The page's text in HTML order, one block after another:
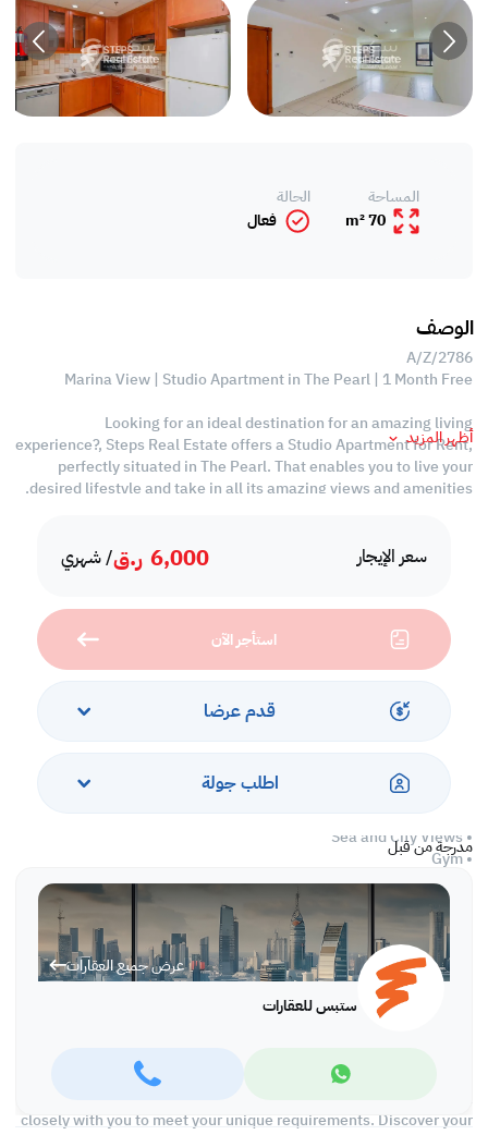
سعر الإيجار 6,000 ر.ق/ شهري
استأجر الآن
قدم عرضا
اطلب جولة
مدرجة من قبل
عرض جميع العقارات
ستبس للعقارات
المساحة
70 m²
الحالة
فعال
الوصف
A/Z/2786
Marina View | Studio Apartment in The Pearl | 1 Month Free
Looking for an ideal destination for an amazing living
experience?, Steps Real Estate offers a Studio Apartment for Rent,
perfectly situated in The Pearl. That enables you to live your
desired lifestyle and take in all its amazing views and amenities.
Services and Amenities
• Sea and City Views
• Gym
Call us to schedule a viewing today!
At Steps Real Estate, we're committed to making your property
search as effortless and enjoyable as possible. Our team of
perfect property and create a satisfying long-term relationship
with us. With a wide range of properties across Qatar, including
closely with you to meet your unique requirements. Discover your
أظهر المزيد